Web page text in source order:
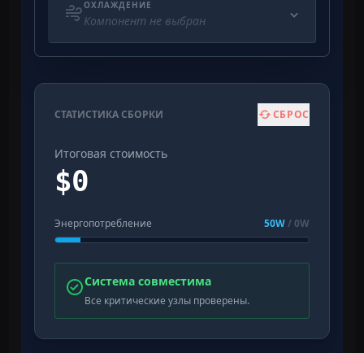
ОХЛАЖДЕНИЕ
Компонент не выбран
СТАТИСТИКА СБОРКИ СБРОС
Итоговая стоимость
$0
Энергопотребление 50W/0W
Система совместима
Все критические узлы проверены.